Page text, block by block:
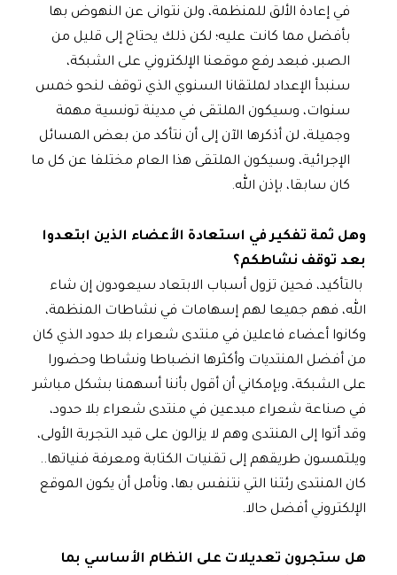
في إعادة الألق للمنظمة، ولن نتوانى عن النهوض بها
بأفضل مما كانت عليه؛ لكن ذلك يحتاج إلى قليل من
الصبر، فبعد رفع موقعنا الإلكتروني على الشبكة،
سنبدأ الإعداد لملتقانا السنوي الذي توقف لنحو خمس
سنوات، وسيكون الملتقى في مدينة تونسية مهمة
وجميلة، لن أذكرها الآن إلى أن نتأكد من بعض المسائل
الإجرائية، وسيكون الملتقى هذا العام مختلفا عن كل ما
كان سابقا، بإذن الله.
وهل ثمة تفكير في استعادة الأعضاء الذين ابتعدوا
بعد توقف نشاطكم؟
بالتأكيد، فحين تزول أسباب الابتعاد سيعودون إن شاء
الله، فهم جميعا لهم إسهامات في نشاطات المنظمة،
وكانوا أعضاء فاعلين في منتدى شعراء بلا حدود الذي كان
من أفضل المنتديات وأكثرها انضباطا ونشاطا وحضورا
على الشبكة، وبإمكاني أن أقول بأننا أسهمنا بشكل مباشر
في صناعة شعراء مبدعين في منتدى شعراء بلا حدود،
وقد أتوا إلى المنتدى وهم لا يزالون على قيد التجربة الأولى،
ويلتمسون طريقهم إلى تقنيات الكتابة ومعرفة فنياتها..
كان المنتدى رئتنا التي نتنفس بها، ونأمل أن يكون الموقع
الإلكتروني أفضل حالا.
هل ستجرون تعديلات على النظام الأساسي بما